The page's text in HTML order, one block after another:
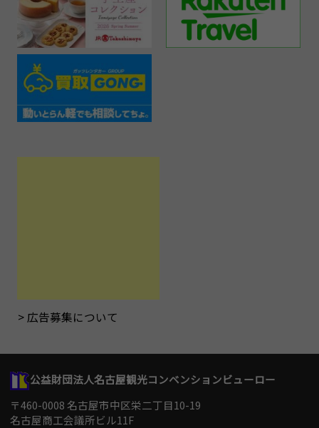
広告募集について
公益財団法人名古屋観光コンベンションビューロー
〒460-0008 名古屋市中区栄二丁目10-19
名古屋商工会議所ビル11F